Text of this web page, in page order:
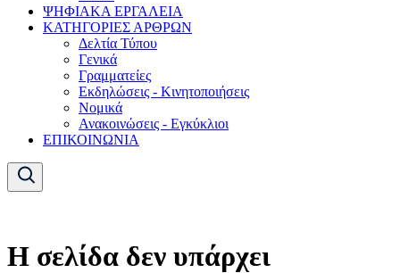
ΨΗΦΙΑΚΑ ΕΡΓΑΛΕΙΑ
ΚΑΤΗΓΟΡΙΕΣ ΑΡΘΡΩΝ
Δελτία Τύπου
Γενικά
Γραμματείες
Εκδηλώσεις - Κινητοποιήσεις
Νομικά
Ανακοινώσεις - Εγκύκλιοι
ΕΠΙΚΟΙΝΩΝΙΑ
Η σελίδα δεν υπάρχει